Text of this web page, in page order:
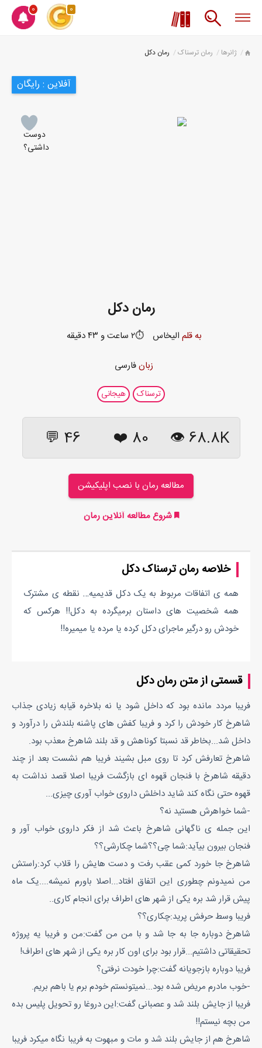
0 0
ژانرها رمان ترسناک رمان دکل
آفلاین : رایگان
دوست
داشتی؟
رمان دکل
به قلم الیخاس ⏱️۲ ساعت و ۴۳ دقیقه
زبانفارسی
ترسناک هیجانی
68.8K 👁
80
❤️
46 💬
مطالعه رمان با نصب اپلیکیشن
شروع مطالعه آنلاین رمان
خلاصه رمان ترسناک دکل
همه ی اتفاقات مربوط به یک دکل قدیمیه… نقطه ی مشترک
همه شخصیت های داستان برمیگرده به دکل!! هرکس که
خودش رو درگیر ماجرای دکل کرده یا مرده یا میمیره!!
قسمتی از متن رمان دکل
فریبا مردد مانده بود که داخل شود یا نه بلاخره قیابه زیادی جذاب
شاهرخ کار خودش را کرد و فریبا کفش های پاشنه بلندش را درآورد و
داخل شد...بخاطر قد نسبتا کوناهش و قد بلند شاهرخ معذب بود.
شاهرخ تعارفش کرد تا روی مبل بشیند فریبا هم نشست بعد از چند
دقیقه شاهرخ با فنجان قهوه ای بازگشت فریبا اصلا قصد نداشت به
قهوه حتی نگاه کند شاید داخلش داروی خواب آوری چیزی...
-شما خواهرش هستید نه؟
این جمله ی ناگهانی شاهرخ باعث شد از فکر داروی خواب آور و
فنجان بیرون بیآید:شما چی؟؟شما چکارشی؟؟
شاهرخ جا خورد کمی عقب رفت و دست هایش را قلاب کرد:راستش
من نمیدونم چطوری این اتفاق افتاد...اصلا باورم نمیشه....یک ماه
پیش قرار شد بره یکی از شهر های اطراف برای انجام کاری..
فریبا وسط حرفش پرید:چکاری؟؟
شاهرخ دوباره جا به جا شد و با من من گفت:من و فریبا یه پروژه
تحقیقاتی داشتیم...قرار بود برای اون کار بره یکی از شهر های اطراف!
فریبا دوباره بازجویانه گفت:چرا خودت نرفتی؟
-خوب مادرم مریض شده بود...نمیتونستم خودم برم یا باهم بریم.
فریبا از جایش بلند شد و عصبانی گفت:این دروغا رو تحویل پلیس بده
من بچه نیستم!!
شاهرخ هم از جایش بلند شد و مات و مبهوت به فریبا نگاه میکرد فریبا